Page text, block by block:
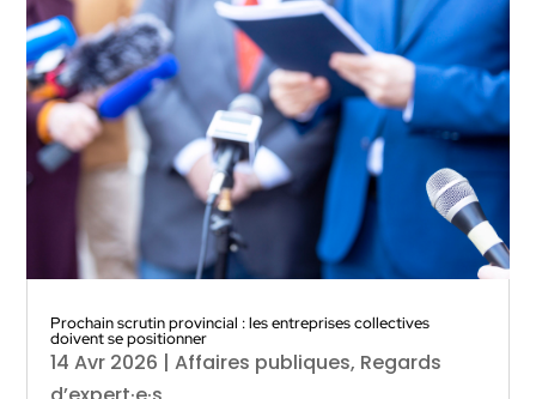
Prochain scrutin provincial : les entreprises collectives
doivent se positionner
14 Avr 2026 |Affaires publiques, Regards